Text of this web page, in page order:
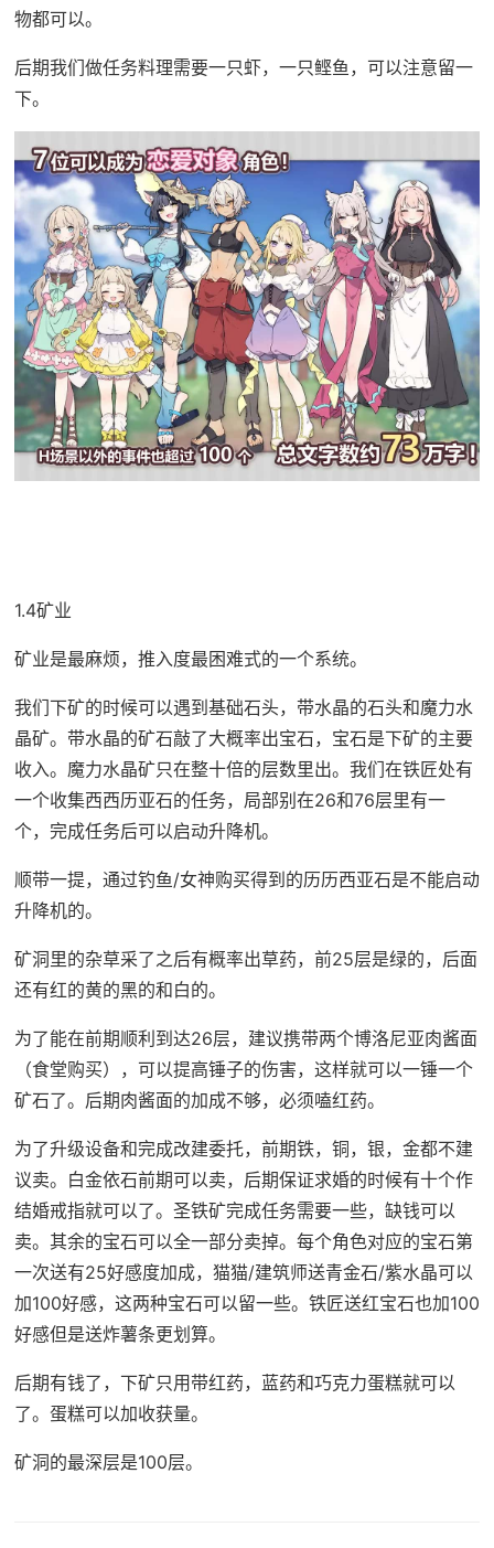
物都可以。
后期我们做任务料理需要一只虾，一只鲣鱼，可以注意留一
下。
1.4矿业
矿业是最麻烦，推入度最困难式的一个系统。
我们下矿的时候可以遇到基础石头，带水晶的石头和魔力水
晶矿。带水晶的矿石敲了大概率出宝石，宝石是下矿的主要
收入。魔力水晶矿只在整十倍的层数里出。我们在铁匠处有
一个收集西西历亚石的任务，局部别在26和76层里有一
个，完成任务后可以启动升降机。
顺带一提，通过钓鱼/女神购买得到的历历西亚石是不能启动
升降机的。
矿洞里的杂草采了之后有概率出草药，前25层是绿的，后面
还有红的黄的黑的和白的。
为了能在前期顺利到达26层，建议携带两个博洛尼亚肉酱面
（食堂购买），可以提高锤子的伤害，这样就可以一锤一个
矿石了。后期肉酱面的加成不够，必须嗑红药。
为了升级设备和完成改建委托，前期铁，铜，银，金都不建
议卖。白金依石前期可以卖，后期保证求婚的时候有十个作
结婚戒指就可以了。圣铁矿完成任务需要一些，缺钱可以
卖。其余的宝石可以全一部分卖掉。每个角色对应的宝石第
一次送有25好感度加成，猫猫/建筑师送青金石/紫水晶可以
加100好感，这两种宝石可以留一些。铁匠送红宝石也加100
好感但是送炸薯条更划算。
后期有钱了，下矿只用带红药，蓝药和巧克力蛋糕就可以
了。蛋糕可以加收获量。
矿洞的最深层是100层。